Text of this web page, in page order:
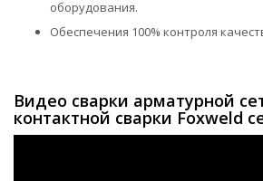
оборудования.
Обеспечения 100% контроля
Видео сварки арматурной
контактной сварки Foxweld